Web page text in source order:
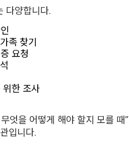
다양합니다.
족 찾기
요청
한 조사
엇을 어떻게 해야 할지 모를 때”
입니다.